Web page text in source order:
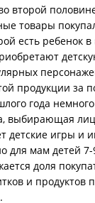
второй
товары
есть ребенок в
продукции за
года
выбирающая
детские игры и
для мам детей
доля
и продуктов